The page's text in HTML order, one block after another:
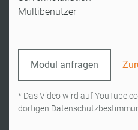
Multibenutzer
Modul anfragen
* Das Video wird auf
dortigen